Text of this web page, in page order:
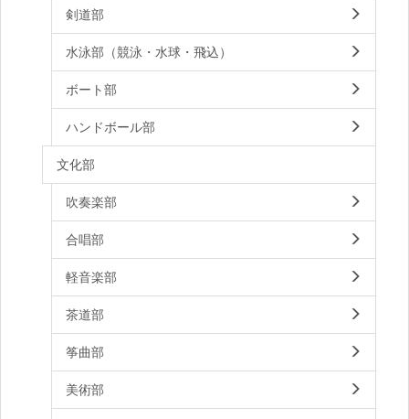
剣道部
水泳部（競泳・水球・飛込）
ボート部
ハンドボール部
文化部
吹奏楽部
合唱部
軽音楽部
茶道部
筝曲部
美術部